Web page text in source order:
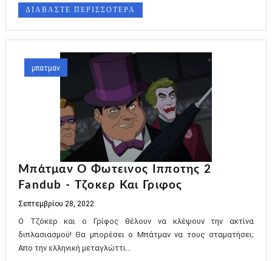
ΔΙΑΒΑΣΤΕ ΠΕΡΙΣΣΟΤΕΡΑ
μπατμαν
Μπάτμαν Ο Φωτεινος Ιπποτης 2
Fandub - Τζοκερ Και Γριφος
Σεπτεμβρίου 28, 2022
Ο Τζόκερ και ο Γρίφος θέλουν να κλέψουν την ακτίνα
διπλασιασμού! Θα μπορέσει ο Μπάτμαν να τους σταματήσει;
Απο την ελληνική μεταγλώττι...